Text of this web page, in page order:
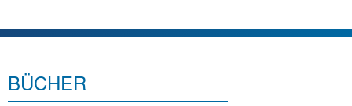
BÜCHER